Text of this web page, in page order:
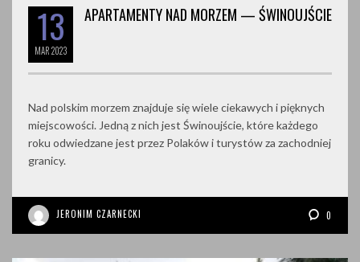
13
MAR2023
APARTAMENTY NAD MORZEM — ŚWINOUJŚCIE
Nad polskim morzem znajduje się wiele ciekawych i pięknych
miejscowości. Jedną z nich jest Świnoujście, które każdego
roku odwiedzane jest przez Polaków i turystów za zachodniej
granicy.
JERONIM CZARNECKI 0